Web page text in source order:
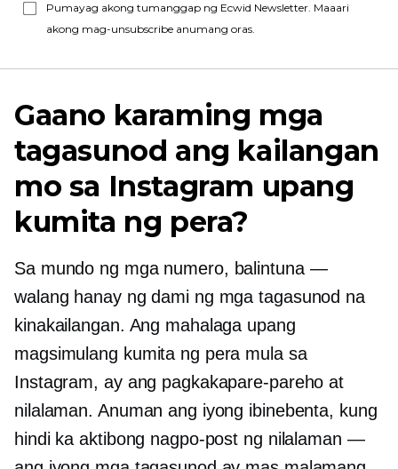
Pumayag akong tumanggap ng Ecwid Newsletter. Maaari
akong mag-unsubscribe anumang oras.
Gaano karaming mga
tagasunod ang kailangan
mo sa Instagram upang
kumita ng pera?
Sa mundo ng mga numero, balintuna —
walang hanay ng dami ng mga tagasunod na
kinakailangan. Ang mahalaga upang
magsimulang kumita ng pera mula sa
Instagram, ay ang pagkakapare-pareho at
nilalaman. Anuman ang iyong ibinebenta, kung
hindi ka aktibong nagpo-post ng nilalaman —